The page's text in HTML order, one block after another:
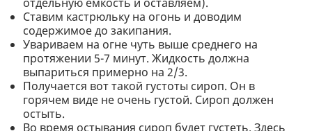
Ставим кастрюльку на огонь и доводим
содержимое до закипания.
Увариваем на огне чуть выше среднего на
протяжении 5-7 минут. Жидкость должна
выпариться примерно на 2/3.
Получается вот такой густоты сироп. Он в
горячем виде не очень густой. Сироп должен
остыть.
Во время остывания сироп будет густеть. Здесь